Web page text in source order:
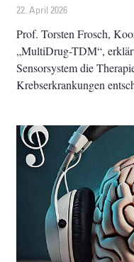
22. April 2026
Prof. Torsten Frosch,
„MultiDrug-TDM“,
Sensorsystem die
Krebserkrankungen